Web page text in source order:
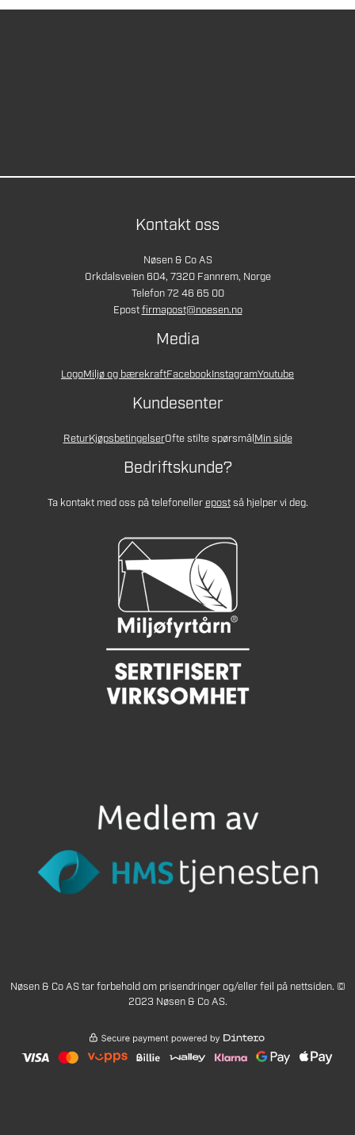
Kontakt oss
Nøsen & Co AS
Orkdalsveien 604, 7320 Fannrem, Norge
Telefon 72 46 65 00
Epostfirmapost@noesen.no
Media
LogoMiljø og bærekraftFacebookInstagramYoutube
Kundesenter
ReturKjøpsbetingelserOfte stilte spørsmålMin side
Bedriftskunde?
Ta kontakt med oss på telefonellerepostså hjelper vi deg.
Nøsen & Co AS tar forbehold om prisendringer og/eller feil på nettsiden. ©
2023 Nøsen & Co AS.